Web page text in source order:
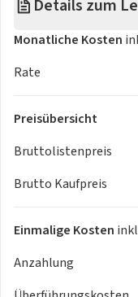
Spurhalte-,
Beheizbare
19-Zoll
Details zum
Monatliche Kosten
Rate
Preisübersicht
Bruttolistenpreis
Brutto Kaufpreis
Einmalige Kosten
Anzahlung